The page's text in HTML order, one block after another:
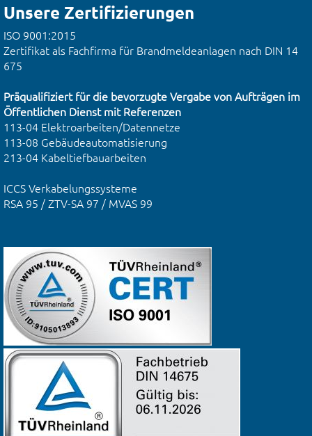
Unsere Zertifizierungen
ISO 9001:2015
Zertifikat als Fachfirma für Brandmeldeanlagen nach DIN 14
675
Präqualifiziert für die bevorzugte Vergabe von Aufträgen im
Öffentlichen Dienst mit Referenzen
113-04 Elektroarbeiten/Datennetze
113-08 Gebäudeautomatisierung
213-04 Kabeltiefbauarbeiten
ICCS Verkabelungssysteme
RSA 95 / ZTV-SA 97 / MVAS 99